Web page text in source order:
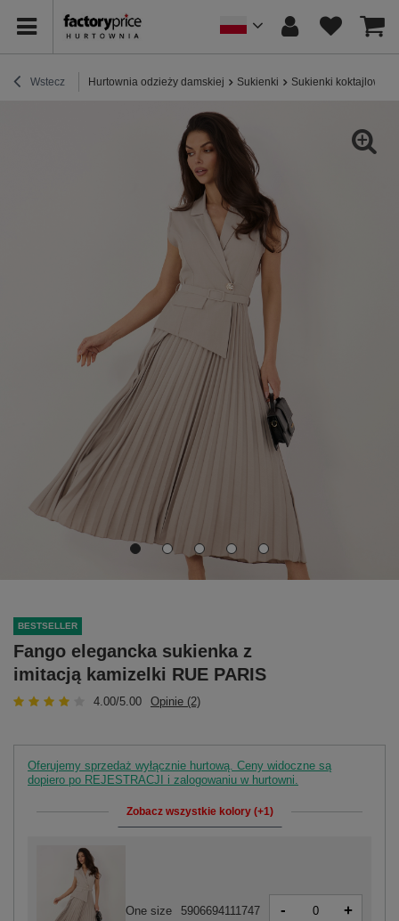
Wstecz Hurtownia odzieży damskiej Sukienki Sukienki koktajlowe /
BESTSELLER
Fango elegancka sukienka z
imitacją kamizelki RUE PARIS
4.00/5.00 Opinie (2)
Oferujemy sprzedaż wyłącznie hurtową. Ceny widoczne są
dopiero po REJESTRACJI i zalogowaniu w hurtowni.
Zobacz wszystkie kolory (+1)
One size 5906694111747 - +